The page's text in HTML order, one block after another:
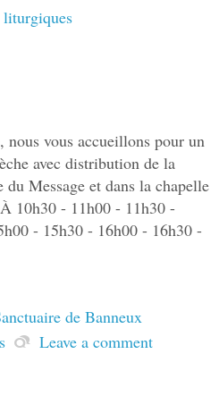
liturgiques
nous vous accueillons pour un
avec distribution de la
Message et dans la chapelle
10h30 - 11h00 - 11h30 -
- 15h30 - 16h00 - 16h30 -
de Banneux
Leave a comment